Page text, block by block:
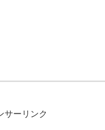
サーリンク